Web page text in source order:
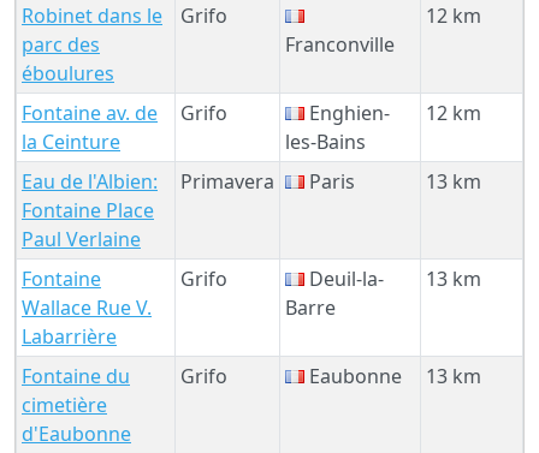
Robinet dans le
parc des
éboulures
Grifo
Franconville
12 km
Fontaine av. de
la Ceinture
Grifo
Enghien-
les-Bains
12 km
Eau de l'Albien:
Fontaine Place
Paul Verlaine
Primavera Paris 13 km
Fontaine
Wallace Rue V.
Labarrière
Grifo
Deuil-la-
Barre
13 km
Fontaine du
cimetière
d'Eaubonne
Grifo Eaubonne 13 km